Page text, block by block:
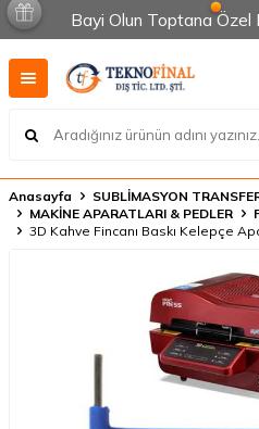
Bayi Olun Toptana Özel
Anasayfa
SUBLİMASYON
MAKİNE APARATLARI & PEDLER
3D Kahve Fincanı Baskı Kelepçe